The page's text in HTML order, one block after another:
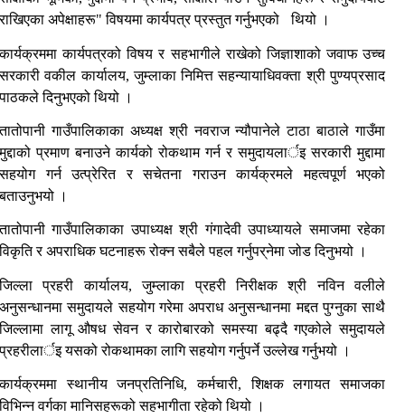
राखिएका अपेक्षाहरू" विषयमा कार्यपत्र प्रस्तुत गर्नुभएको थियो ।
कार्यक्रममा कार्यपत्रको विषय र सहभागीले राखेको जिज्ञाशाको जवाफ उच्च
सरकारी वकील कार्यालय, जुम्लाका निमित्त सहन्यायाधिवक्ता श्री पुण्यप्रसाद
पाठकले दिनुभएको थियो ।
तातोपानी गाउँपालिकाका अध्यक्ष श्री नवराज न्यौपानेलेटाठा बाठाले गाउँमा
मुद्दाको प्रमाण बनाउने कार्यको रोकथाम गर्न र समुदायलार्इ सरकारी मुद्दामा
सहयोग गर्न उत्प्रेरित र सचेतना गराउन कार्यक्रमले महत्वपूर्ण भएको
बताउनुभयो ।
तातोपानी गाउँपालिकाका उपाध्यक्ष श्री गंगादेवी उपाध्यायलेसमाजमा रहेका
विकृति र अपराधिक घटनाहरू रोक्नसबैलेपहल गर्नुपर्नेमा जोड दिनुभयो ।
जिल्ला प्रहरी कार्यालय, जुम्लाका प्रहरी निरीक्षक श्री नविन वलीले
अनुसन्धानमा समुदायले सहयोग गरेमा अपराध अनुसन्धानमा मद्दत पुग्नुका साथै
जिल्लामा लागू औषध सेवन र कारोबारको समस्या बढ्दै गएकोले समुदायले
प्रहरीलार्इ यसको रोकथामका लागि सहयोग गर्नुपर्ने उल्लेख गर्नुभयो ।
कार्यक्रममा स्थानीय जनप्रतिनिधि, कर्मचारी, शिक्षक लगायत समाजका
विभिन्न वर्गका मानिसहरूको सहभागीता रहेको थियो ।